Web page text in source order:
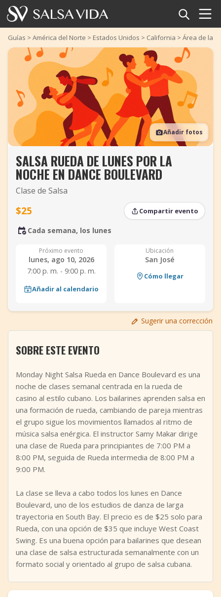
Inicio
Eventos
Noticias
Artículos
Videos
Glosario
TuneTempo
Añadir evento
Guías > América del Norte > Estados Unidos > California > Área de la
Añadir fotos
SALSA RUEDA DE LUNES POR LA
NOCHE EN DANCE BOULEVARD
Clase de Salsa
$25 Compartir evento
Cada semana, los lunes
Próximo evento
lunes, ago 10, 2026
7:00 p. m. - 9:00 p. m.
Añadir al calendario
Ubicación
San José
Cómo llegar
Sugerir una corrección
SOBRE ESTE EVENTO
Monday Night Salsa Rueda en Dance Boulevard es una
noche de clases semanal centrada en la rueda de
casino al estilo cubano. Los bailarines aprenden salsa en
una formación de rueda, cambiando de pareja mientras
el grupo sigue los movimientos llamados al ritmo de
música salsa enérgica. El instructor Samy Makar dirige
una clase de Rueda para principiantes de 7:00 PM a
8:00 PM, seguida de Rueda intermedia de 8:00 PM a
9:00 PM.
La clase se lleva a cabo todos los lunes en Dance
Boulevard, uno de los estudios de danza de larga
trayectoria en South Bay. El precio es de $25 solo para
Rueda, con una opción de $35 que incluye West Coast
Swing. Es una buena opción para bailarines que desean
una clase de salsa estructurada semanalmente con un
formato social y orientado al grupo de salsa cubana.